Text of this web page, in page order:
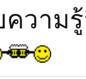
ความ